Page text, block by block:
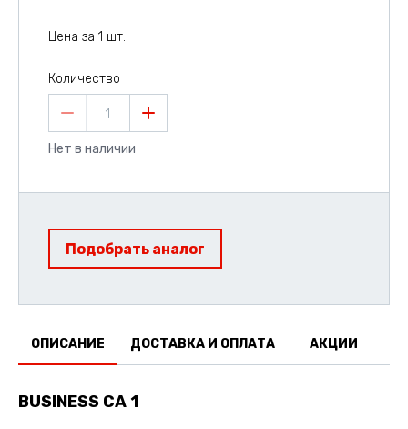
Цена за 1 шт.
Количество
1
Нет в наличии
Подобрать аналог
ОПИСАНИЕ ДОСТАВКА И ОПЛАТА АКЦИИ
BUSINESS CA 1